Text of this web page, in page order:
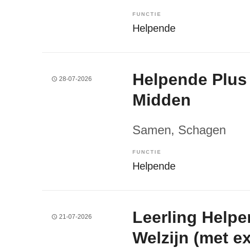
FUNCTIE
Helpende
28-07-2026
Helpende
Midden
Samen, Schagen
FUNCTIE
Helpende
21-07-2026
Leerling
Welzijn (met